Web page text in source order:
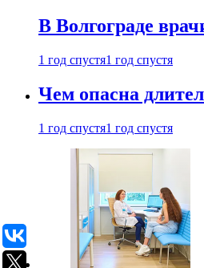
В Волгограде
1 год спустя1 год спустя
Чем опасна
1 год спустя1 год спустя